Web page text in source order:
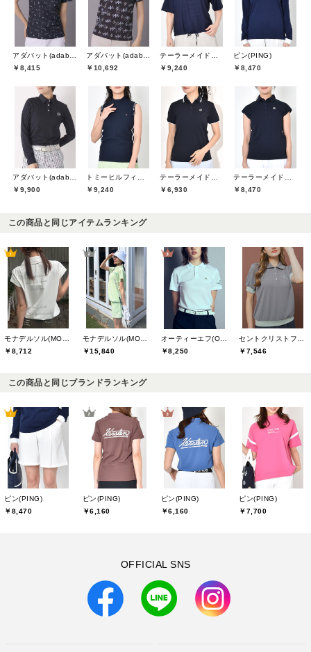
￥8,415
￥10,692
￥9,240
ピン(PING)
￥8,470
￥9,900
￥9,240
￥6,930
￥8,470
この商品と同じアイテムランキング
￥8,712
￥15,840
オーティーエフ(O.T.F)
￥8,250
￥7,546
この商品と同じブランドランキング
ピン(PING)
￥8,470
ピン(PING)
￥6,160
ピン(PING)
￥6,160
ピン(PING)
￥7,700
OFFICIAL SNS